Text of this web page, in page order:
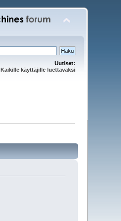
Uutiset:
Kaikille käyttäjille luettavaksi